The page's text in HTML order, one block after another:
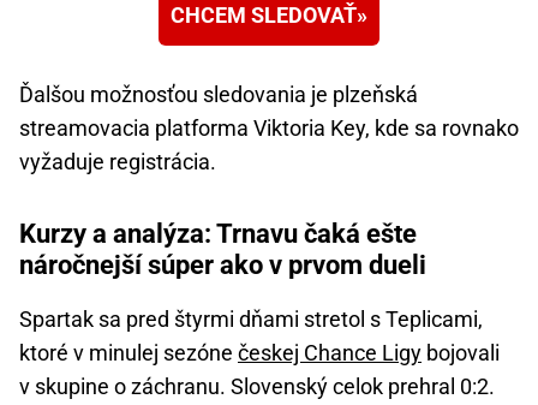
CHCEM SLEDOVAŤ
Ďalšou možnosťou sledovania je plzeňská
streamovacia platforma Viktoria Key, kde sa rovnako
vyžaduje registrácia.
Kurzy a analýza: Trnavu čaká ešte
náročnejší súper ako v prvom dueli
Spartak sa pred štyrmi dňami stretol s Teplicami,
ktoré v minulej sezóne českej Chance Ligy bojovali
v skupine o záchranu. Slovenský celok prehral 0:2.